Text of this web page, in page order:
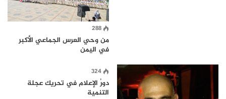
288
من وحي العرس الجماعي الأكبر
في اليمن
324
دورُ الإعلام في تحريك عجلة
التنمية